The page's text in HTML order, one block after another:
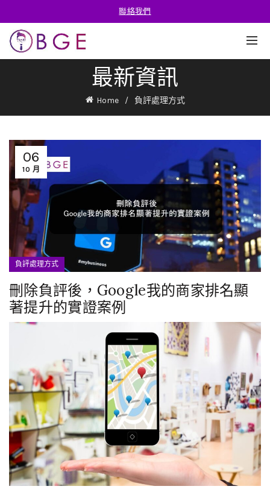
聯絡我們
最新資訊
Home 負評處理方式
06
10 月
負評處理方式
刪除負評後，Google我的商家排名顯
著提升的實證案例